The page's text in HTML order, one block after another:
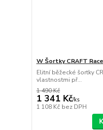
W Šortky CRAFT
Elitní běžecké šortky
vlastnostmi př...
1 490 Kč
1 341 Kč/ks
1 108 Kč bez DPH